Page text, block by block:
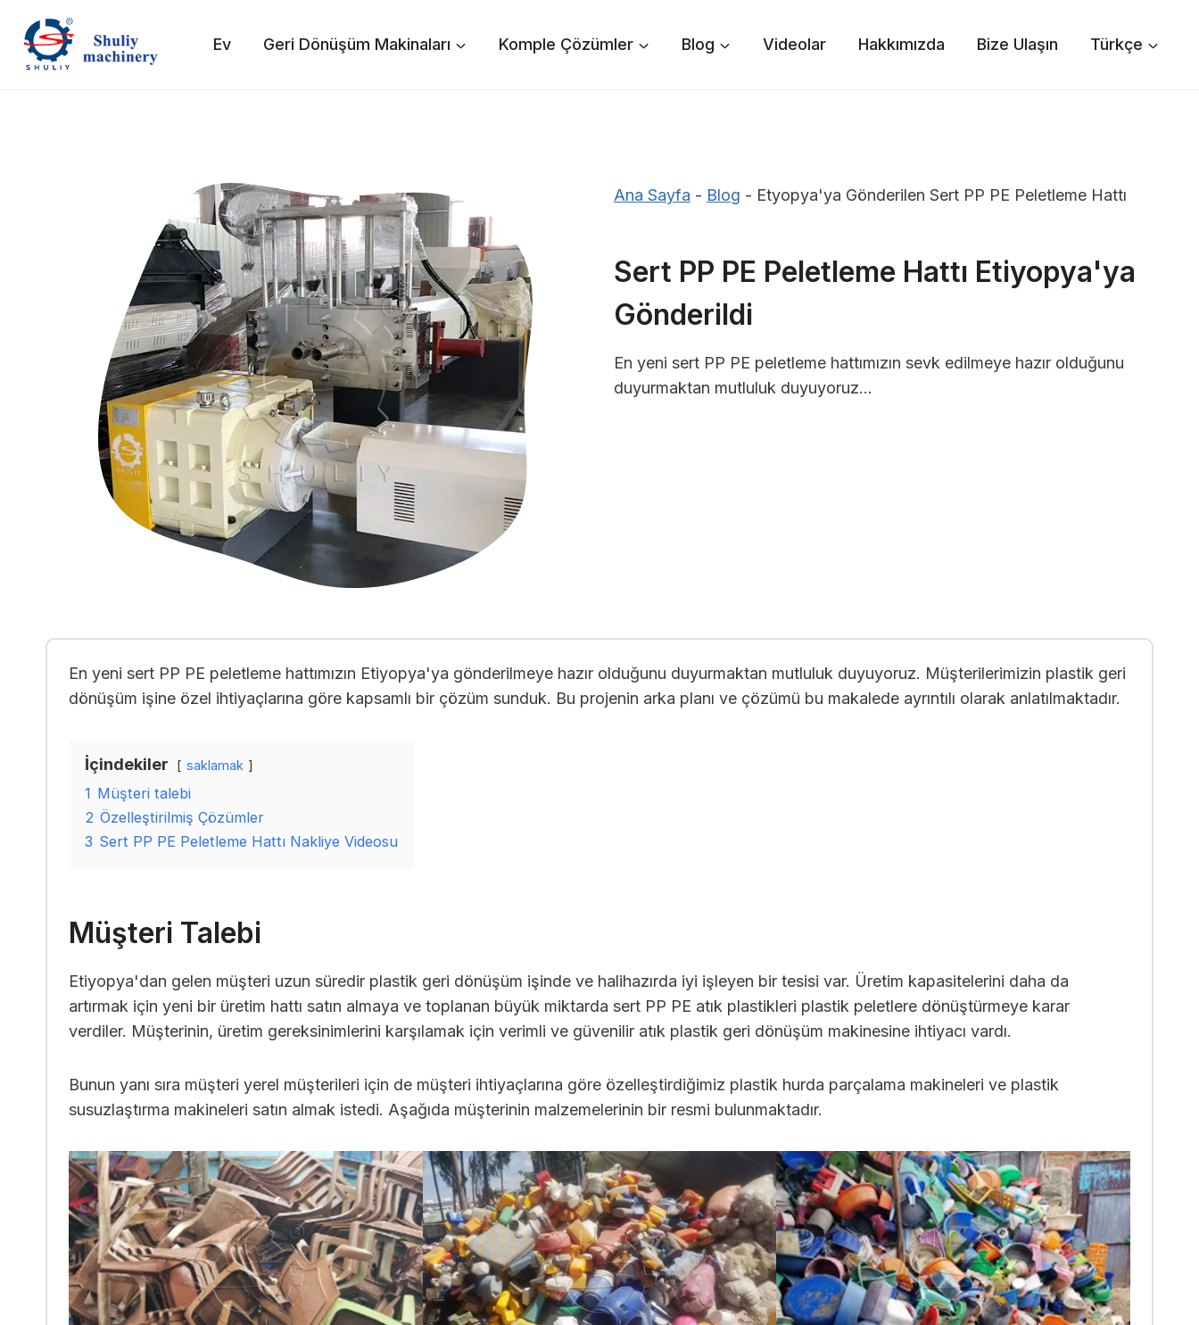
content
Ev Geri Dönüşüm Makinaları Komple Çözümler Blog Videolar Hakkımızda Bize Ulaşın Türkçe
Ana Sayfa - Blog - Etyopya'ya Gönderilen Sert PP PE Peletleme Hattı
Sert PP PE Peletleme Hattı Etiyopya'ya
Gönderildi
En yeni sert PP PE peletleme hattımızın sevk edilmeye hazır olduğunu
duyurmaktan mutluluk duyuyoruz…
En yeni sert PP PE peletleme hattımızın Etiyopya'ya gönderilmeye hazır olduğunu duyurmaktan mutluluk duyuyoruz. Müşterilerimizin plastik geri
dönüşüm işine özel ihtiyaçlarına göre kapsamlı bir çözüm sunduk. Bu projenin arka planı ve çözümü bu makalede ayrıntılı olarak anlatılmaktadır.
İçindekiler saklamak
1 Müşteri talebi
2 Özelleştirilmiş Çözümler
3 Sert PP PE Peletleme Hattı Nakliye Videosu
Müşteri Talebi
Etiyopya'dan gelen müşteri uzun süredir plastik geri dönüşüm işinde ve halihazırda iyi işleyen bir tesisi var. Üretim kapasitelerini daha da
artırmak için yeni bir üretim hattı satın almaya ve toplanan büyük miktarda sert PP PE atık plastikleri plastik peletlere dönüştürmeye karar
verdiler. Müşterinin, üretim gereksinimlerini karşılamak için verimli ve güvenilir atık plastik geri dönüşüm makinesine ihtiyacı vardı.
Bunun yanı sıra müşteri yerel müşterileri için de müşteri ihtiyaçlarına göre özelleştirdiğimiz plastik hurda parçalama makineleri ve plastik
susuzlaştırma makineleri satın almak istedi. Aşağıda müşterinin malzemelerinin bir resmi bulunmaktadır.